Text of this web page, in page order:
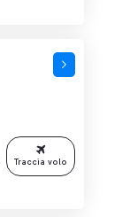
Traccia volo